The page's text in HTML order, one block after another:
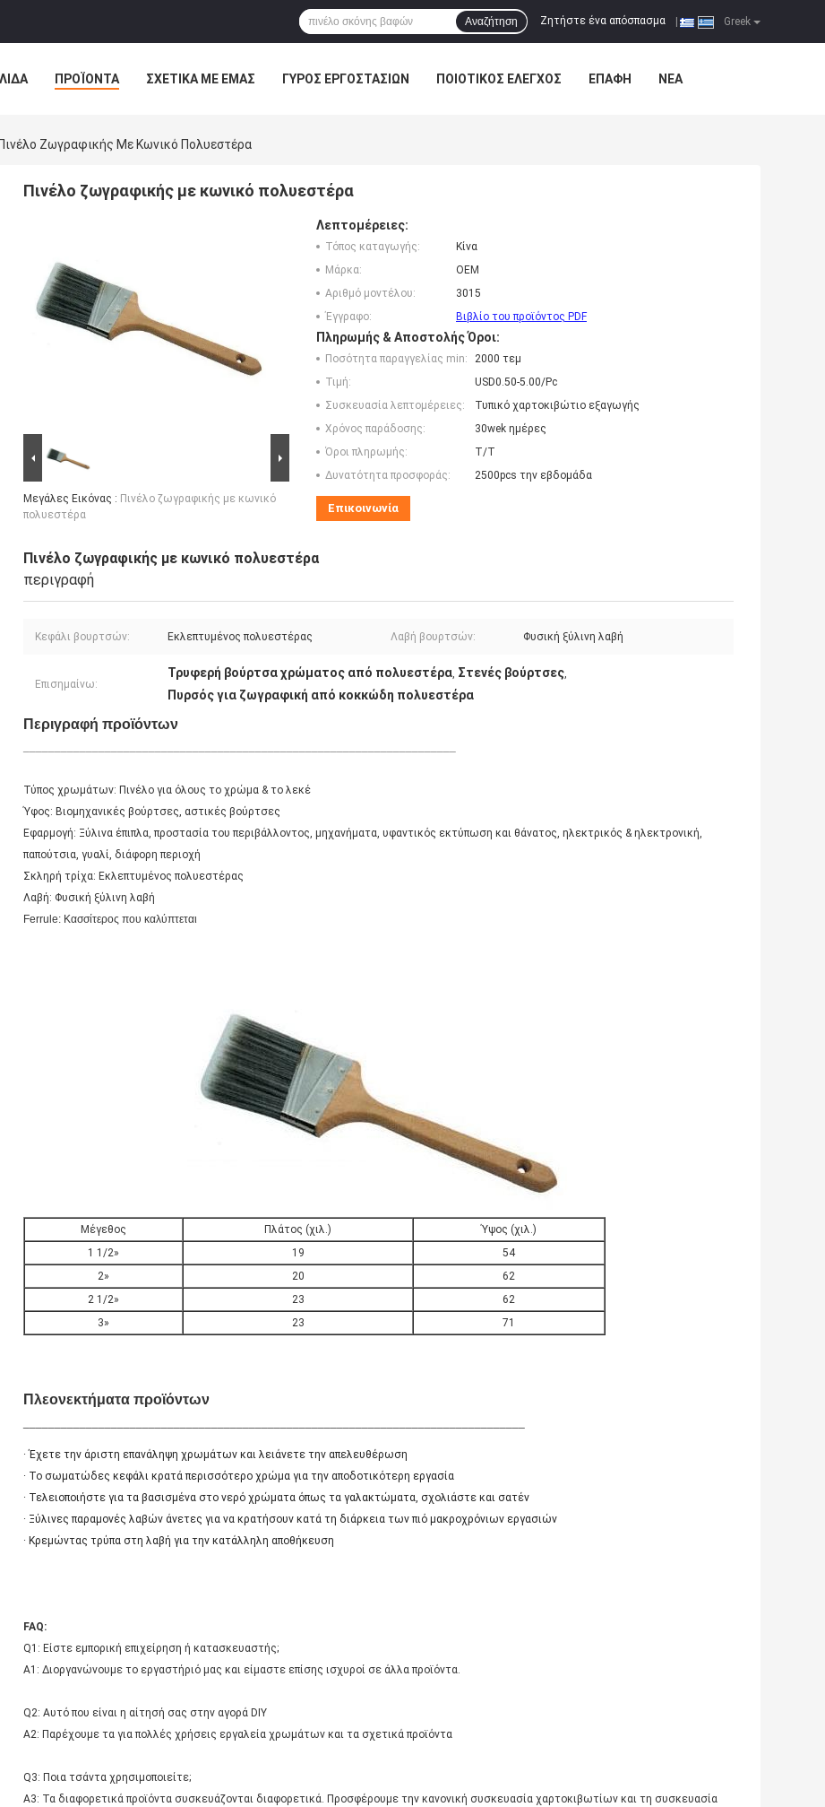
Greek
Ζητήστε ένα απόσπασμα
Αναζήτηση
ΠΡΟΪΌΝΤΑ ΣΧΕΤΙΚΆ ΜΕ ΕΜΆΣ ΓΎΡΟΣ ΕΡΓΟΣΤΑΣΊΩΝ ΠΟΙΟΤΙΚΌΣ ΈΛΕΓΧΟΣ ΕΠΑΦΉ ΝΈΑ
Πινέλο Ζωγραφικής Με Κωνικό Πολυεστέρα
Πινέλο ζωγραφικής με κωνικό πολυεστέρα
Μεγάλες Εικόνας : Πινέλο ζωγραφικής με κωνικό
πολυεστέρα
Λεπτομέρειες:
Τόπος καταγωγής:
Κίνα
Μάρκα:
OEM
Αριθμό μοντέλου:
3015
Έγγραφο:
Βιβλίο του προϊόντος PDF
Πληρωμής & Αποστολής Όροι:
Ποσότητα παραγγελίας min:
2000 τεμ
Τιμή:
USD0.50-5.00/Pc
Συσκευασία λεπτομέρειες:
Τυπικό χαρτοκιβώτιο εξαγωγής
Χρόνος παράδοσης:
30wek ημέρες
Όροι πληρωμής:
T/T
Δυνατότητα προσφοράς:
2500pcs την εβδομάδα
Επικοινωνία
Πινέλο ζωγραφικής με κωνικό πολυεστέρα
περιγραφή
Κεφάλι βουρτσών: Εκλεπτυμένος πολυεστέρας Λαβή βουρτσών: Φυσική ξύλινη λαβή
Επισημαίνω:
Τρυφερή βούρτσα χρώματος από πολυεστέρα, Στενές βούρτσες,
Πυρσός για ζωγραφική από κοκκώδη πολυεστέρα
Περιγραφή προϊόντων
Τύπος χρωμάτων: Πινέλο για όλους το χρώμα & το λεκέ
Ύφος: Βιομηχανικές βούρτσες, αστικές βούρτσες
Εφαρμογή: Ξύλινα έπιπλα, προστασία του περιβάλλοντος, μηχανήματα, υφαντικός εκτύπωση και θάνατος, ηλεκτρικός & ηλεκτρονική,
παπούτσια, γυαλί, διάφορη περιοχή
Σκληρή τρίχα: Εκλεπτυμένος πολυεστέρας
Λαβή: Φυσική ξύλινη λαβή
Ferrule: Κασσίτερος που καλύπτεται
Μέγεθος Πλάτος (χιλ.)
Ύψος (χιλ.)
1 1/2»
19
54
2»
20
62
2 1/2»
23
62
3»
23 71
Πλεονεκτήματα προϊόντων
· Έχετε την άριστη επανάληψη χρωμάτων και λειάνετε την απελευθέρωση
· Το σωματώδες κεφάλι κρατά περισσότερο χρώμα για την αποδοτικότερη εργασία
· Τελειοποιήστε για τα βασισμένα στο νερό χρώματα όπως τα γαλακτώματα, σχολιάστε και σατέν
· Ξύλινες παραμονές λαβών άνετες για να κρατήσουν κατά τη διάρκεια των πιό μακροχρόνιων εργασιών
· Κρεμώντας τρύπα στη λαβή για την κατάλληλη αποθήκευση
FAQ:
Q1: Είστε εμπορική επιχείρηση ή κατασκευαστής;
Α1: Διοργανώνουμε το εργαστήριό μας και είμαστε επίσης ισχυροί σε άλλα προϊόντα.
Q2: Αυτό που είναι η αίτησή σας στην αγορά DIY
A2: Παρέχουμε τα για πολλές χρήσεις εργαλεία χρωμάτων και τα σχετικά προϊόντα
Q3: Ποια τσάντα χρησιμοποιείτε;
A3: Τα διαφορετικά προϊόντα συσκευάζονται διαφορετικά. Προσφέρουμε την κανονική συσκευασία χαρτοκιβωτίων και τη συσκευασία